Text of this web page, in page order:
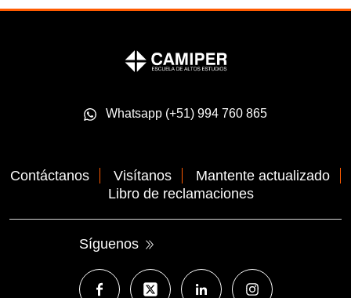
Whatsapp (+51) 994 760 865
Contáctanos Visítanos
Mantente actualizado
Libro de reclamaciones
Síguenos